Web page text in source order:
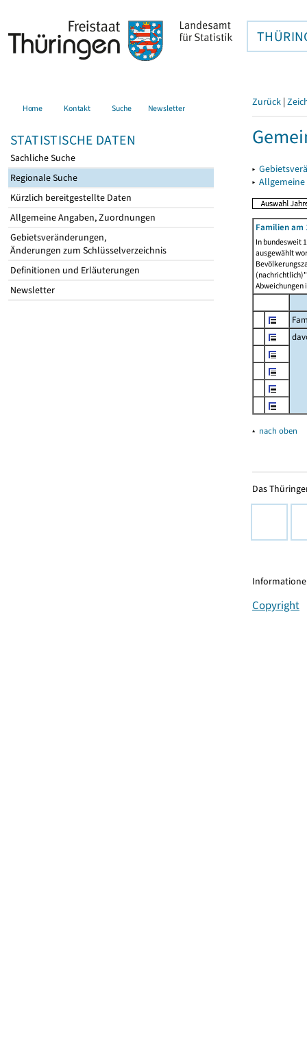
Home Kontakt Suche Newsletter
STATISTISCHE DATEN
Sachliche Suche
Regionale Suche
Kürzlich bereitgestellte Daten
Allgemeine Angaben, Zuordnungen
Gebietsveränderungen,
Änderungen zum Schlüsselverzeichnis
Definitionen und Erläuterungen
Newsletter
Zurück |
▸
▸
Familien am
In bundesweit
ausgewählt
Abweichungen
▴ nach oben
Das
Copyright